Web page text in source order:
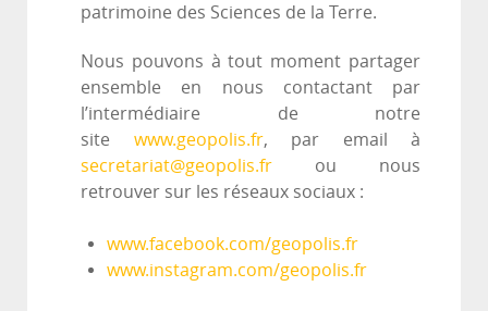
patrimoine des Sciences de la Terre.
Nous pouvons à tout moment partager
ensemble en nous contactant par
l’intermédiaire de notre
site www.geopolis.fr, par email à
secretariat@geopolis.fr ou nous
retrouver sur les réseaux sociaux :
www.facebook.com/geopolis.fr
www.instagram.com/geopolis.fr